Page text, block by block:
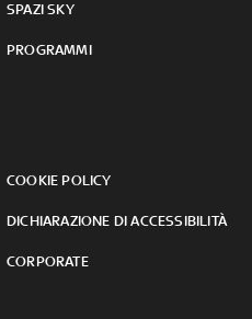
SPAZI SKY
PROGRAMMI
COOKIE POLICY
DICHIARAZIONE DI ACCESSIBILITÀ
CORPORATE